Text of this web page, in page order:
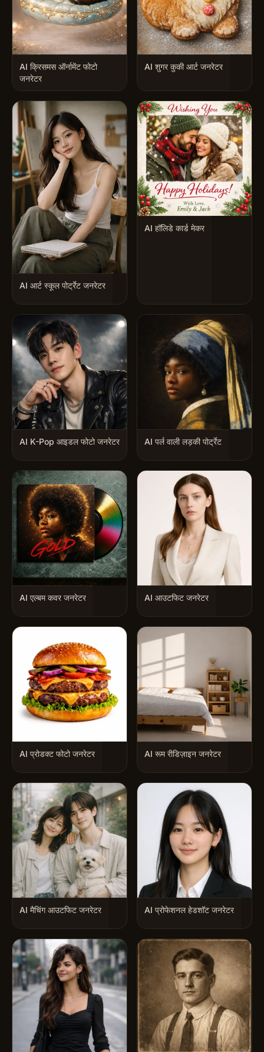
AI क्रिसमस ऑर्नामेंट फोटो
जनरेटर
AI शुगर कुकी आर्ट जनरेटर
AI आर्ट स्कूल पोर्ट्रेट जनरेटर
AI हॉलिडे कार्ड मेकर
AI K-Pop आइडल फोटो जनरेटर AI पर्ल वाली लड़की पोर्ट्रेट
AI एल्बम कवर जनरेटर AI आउटफिट जनरेटर
AI प्रोडक्ट फोटो जनरेटर AI रूम रीडिज़ाइन जनरेटर
AI मैचिंग आउटफिट जनरेटर AI प्रोफेशनल हेडशॉट जनरेटर